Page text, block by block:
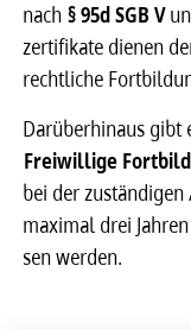
Recht
meineBLÄK
Recht
meineBLÄK
nach § 95d SGB V
zer­ti­fi­kate dienen
recht­li­che
Darüber­hin­aus gibt
Frei­wil­lige
bei der
maxi­mal drei
sen werden.